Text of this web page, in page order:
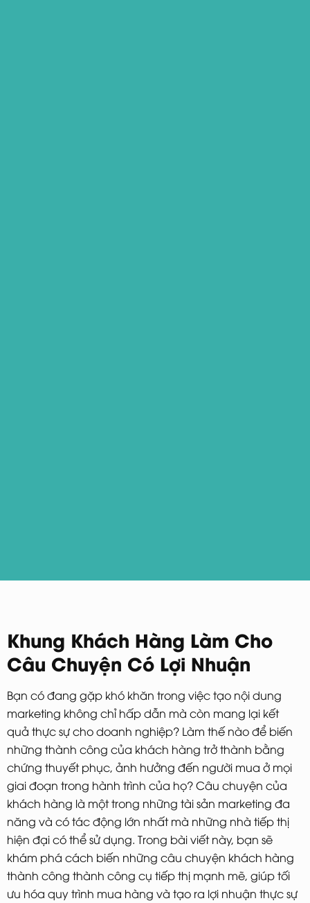
Khung Khách Hàng Làm Cho
Câu Chuyện Có Lợi Nhuận
Bạn có đang gặp khó khăn trong việc tạo nội dung
marketing không chỉ hấp dẫn mà còn mang lại kết
quả thực sự cho doanh nghiệp? Làm thế nào để biến
những thành công của khách hàng trở thành bằng
chứng thuyết phục, ảnh hưởng đến người mua ở mọi
giai đoạn trong hành trình của họ? Câu chuyện của
khách hàng là một trong những tài sản marketing đa
năng và có tác động lớn nhất mà những nhà tiếp thị
hiện đại có thể sử dụng. Trong bài viết này, bạn sẽ
khám phá cách biến những câu chuyện khách hàng
thành công thành công cụ tiếp thị mạnh mẽ, giúp tối
ưu hóa quy trình mua hàng và tạo ra lợi nhuận thực sự